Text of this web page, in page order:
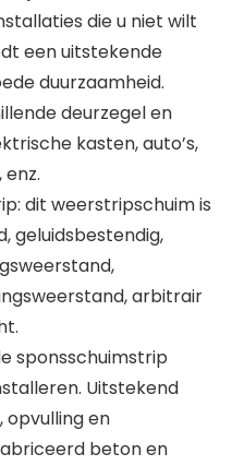
die u niet wilt
een uitstekende
duurzaamheid.
deurzegel en
kasten, auto’s,
dit weerstripschuim is
geluidsbestendig,
arbitrair
sponsschuimstrip
Uitstekend
opvulling en
beton en